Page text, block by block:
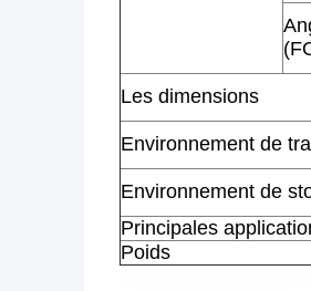
Les dimensions
Environnement de
Environnement de
Principales
Poids